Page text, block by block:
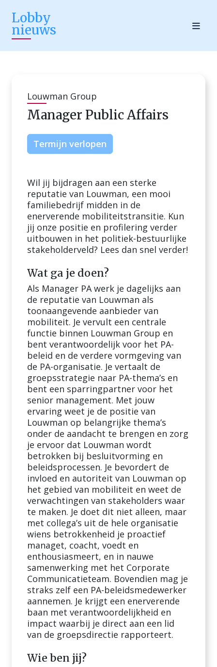
Lobby
nieuws
Louwman Group
Manager Public Affairs
Termijn verlopen
Wil jij bijdragen aan een sterke
reputatie van Louwman, een mooi
familiebedrijf midden in de
enerverende mobiliteitstransitie. Kun
jij onze positie en profilering verder
uitbouwen in het politiek-bestuurlijke
stakeholderveld? Lees dan snel verder!
Wat ga je doen?
Als Manager PA werk je dagelijks aan
de reputatie van Louwman als
toonaangevende aanbieder van
mobiliteit. Je vervult een centrale
functie binnen Louwman Group en
bent verantwoordelijk voor het PA-
beleid en de verdere vormgeving van
de PA-organisatie. Je vertaalt de
groepsstrategie naar PA-thema’s en
bent een sparringpartner voor het
senior management. Met jouw
ervaring weet je de positie van
Louwman op belangrijke thema’s
onder de aandacht te brengen en zorg
je ervoor dat Louwman wordt
betrokken bij besluitvorming en
beleidsprocessen. Je bevordert de
invloed en autoriteit van Louwman op
het gebied van mobiliteit en weet de
verwachtingen van stakeholders waar
te maken. Je doet dit niet alleen, maar
met collega’s uit de hele organisatie
wiens betrokkenheid je proactief
managet, coacht, voedt en
enthousiasmeert, en in nauwe
samenwerking met het Corporate
Communicatieteam. Bovendien mag je
straks zelf een PA-beleidsmedewerker
aannemen. Je krijgt een enerverende
baan met verantwoordelijkheid en
impact waarbij je direct aan een lid
van de groepsdirectie rapporteert.
Wie ben jij?